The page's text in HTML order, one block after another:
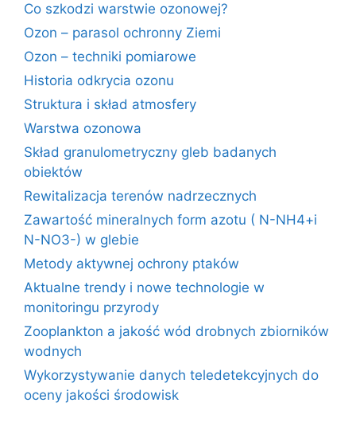
Co szkodzi warstwie ozonowej?
Ozon – parasol ochronny Ziemi
Ozon – techniki pomiarowe
Historia odkrycia ozonu
Struktura i skład atmosfery
Warstwa ozonowa
Skład granulometryczny gleb badanych
obiektów
Rewitalizacja terenów nadrzecznych
Zawartość mineralnych form azotu ( N-NH4+i
N-NO3-) w glebie
Metody aktywnej ochrony ptaków
Aktualne trendy i nowe technologie w
monitoringu przyrody
Zooplankton a jakość wód drobnych zbiorników
wodnych
Wykorzystywanie danych teledetekcyjnych do
oceny jakości środowisk